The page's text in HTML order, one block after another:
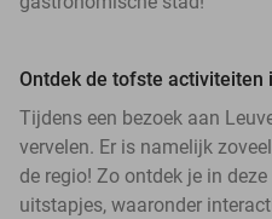
Ontdek de tofste activiteiten
Tijdens een bezoek aan
vervelen. Er is namelijk
de regio! Zo ontdek je in
uitstapjes, waaronder